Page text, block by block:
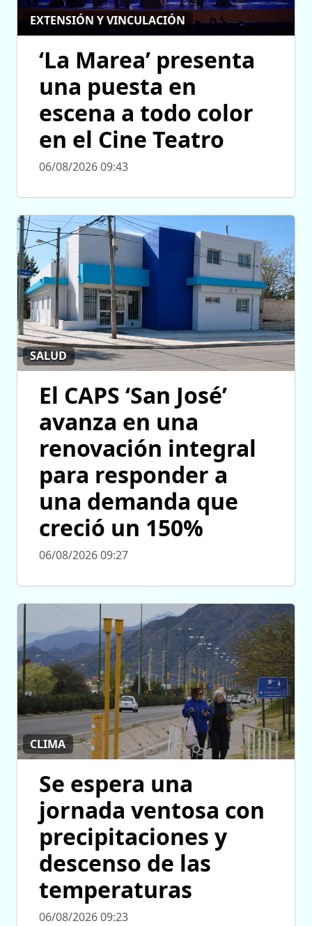
EXTENSIÓN Y VINCULACIÓN
‘La Marea’ presenta
una puesta en
escena a todo color
en el Cine Teatro
06/08/2026 09:43
SALUD
El CAPS ‘San José’
avanza en una
renovación integral
para responder a
una demanda que
creció un 150%
06/08/2026 09:27
CLIMA
Se espera una
jornada ventosa con
precipitaciones y
descenso de las
temperaturas
06/08/2026 09:23